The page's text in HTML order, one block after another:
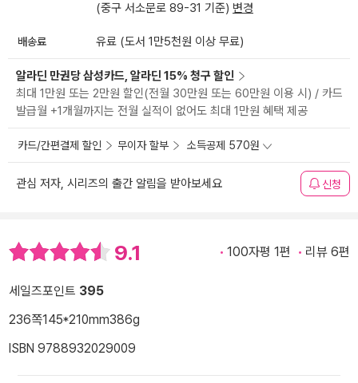
(중구 서소문로 89-31 기준) 변경
배송료 유료 (도서 1만5천원 이상 무료)
알라딘 만권당 삼성카드, 알라딘 15% 청구 할인
최대 1만원 또는 2만원 할인(전월 30만원 또는 60만원 이용 시) / 카드
발급월 +1개월까지는 전월 실적이 없어도 최대 1만원 혜택 제공
카드/간편결제 할인 무이자 할부 소득공제 570원
관심 저자, 시리즈의 출간 알림을 받아보세요 신청
9.1 100자평 1편 리뷰 6편
세일즈포인트 395
236쪽145*210mm386g
ISBN 9788932029009